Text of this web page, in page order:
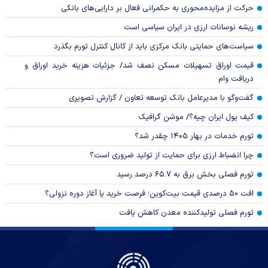
حرکت از مزایده‌محوری به حکمرانی فعال بر دارایی‌های بانکی
ریشه نوسانات ارزی در ایران سیاسی است
سیاست‌های حمایتی بانک مرکزی باید از کانال کنترل تورم بگذرد
قیمت اوراق تسهیلات مسکن نصف شد/ جزئیات هزینه خرید اوراق و
دریافت وام
گفت‌وگو با مدیرعامل بانک توسعه تعاون / گزارش تصویری
کیف پول ایران چیه؟/ موشن گرافیک
تورم خدمات در بهار ۱۴۰۵ چقدر شد؟
چرا انضباط ارزی برای حمایت از تولید ضروری است؟
تورم فصلی بخش برق به ۶۵.۷ درصد رسید
افت ۵۰ درصدی قیمت بیت‌کوین؛ فرصت خرید یا آغاز دوره نزولی؟
تورم فصلی تولیدکننده معدن کاهش یافت